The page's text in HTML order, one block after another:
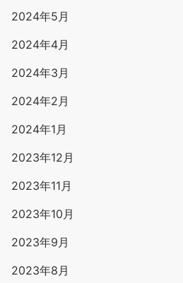
2024年5月
2024年4月
2024年3月
2024年2月
2024年1月
2023年12月
2023年11月
2023年10月
2023年9月
2023年8月